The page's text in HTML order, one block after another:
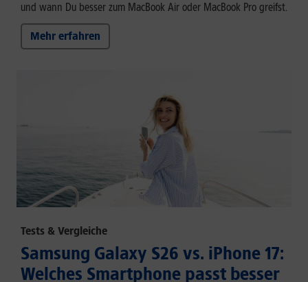
und wann Du besser zum MacBook Air oder MacBook Pro greifst.
Mehr erfahren
Tests & Vergleiche
Samsung Galaxy S26 vs. iPhone 17:
Welches Smartphone passt besser